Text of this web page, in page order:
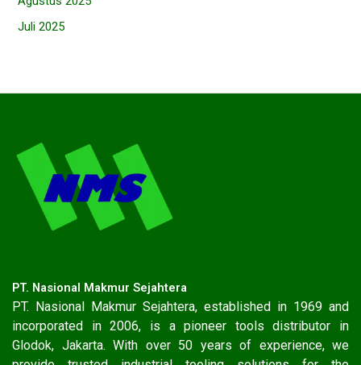
Juli 2025
PT. Nasional Makmur Sejahtera
PT. Nasional Makmur Sejahtera, established in 1969 and
incorporated in 2006, is a pioneer tools distributor in
Glodok, Jakarta. With over 50 years of experience, we